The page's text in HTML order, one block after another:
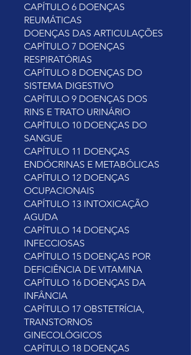
CAPÍTULO 6 DOENÇAS
REUMÁTICAS
DOENÇAS DAS ARTICULAÇÕES
CAPÍTULO 7 DOENÇAS
RESPIRATÓRIAS
CAPÍTULO 8 DOENÇAS DO
SISTEMA DIGESTIVO
CAPÍTULO 9 DOENÇAS DOS
RINS E TRATO URINÁRIO
CAPÍTULO 10 DOENÇAS DO
SANGUE
CAPÍTULO 11 DOENÇAS
ENDÓCRINAS E METABÓLICAS
CAPÍTULO 12 DOENÇAS
OCUPACIONAIS
CAPÍTULO 13 INTOXICAÇÃO
AGUDA
CAPÍTULO 14 DOENÇAS
INFECCIOSAS
CAPÍTULO 15 DOENÇAS POR
DEFICIÊNCIA DE VITAMINA
CAPÍTULO 16 DOENÇAS DA
INFÂNCIA
CAPÍTULO 17 OBSTETRÍCIA,
TRANSTORNOS
GINECOLÓGICOS
CAPÍTULO 18 DOENÇAS